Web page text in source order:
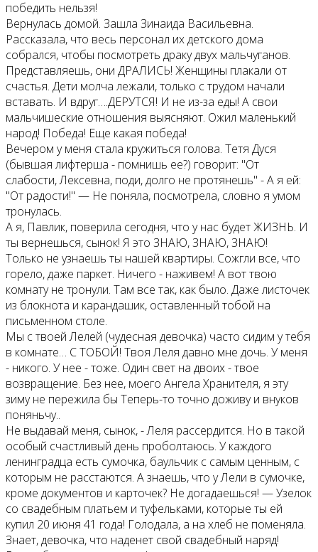
победить нельзя!
Вернулась домой. Зашла Зинаида Васильевна.
Рассказала, что весь персонал их детского дома
собрался, чтобы посмотреть драку двух мальчуганов.
Представляешь, они ДРАЛИСЬ! Женщины плакали от
счастья. Дети молча лежали, только с трудом начали
вставать. И вдруг….ДЕРУТСЯ! И не из-за еды! А свои
мальчишеские отношения выясняют. Ожил маленький
народ! Победа! Еще какая победа!
Вечером у меня стала кружиться голова. Тетя Дуся
(бывшая лифтерша - помнишь ее?) говорит: "От
слабости, Лексевна, поди, долго не протянешь" - А я ей:
"От радости!" — Не поняла, посмотрела, словно я умом
тронулась.
А я, Павлик, поверила сегодня, что у нас будет ЖИЗНЬ. И
ты вернешься, сынок! Я это ЗНАЮ, ЗНАЮ, ЗНАЮ!
Только не узнаешь ты нашей квартиры. Сожгли все, что
горело, даже паркет. Ничего - наживем! А вот твою
комнату не тронули. Там все так, как было. Даже листочек
из блокнота и карандашик, оставленный тобой на
письменном столе.
Мы с твоей Лелей (чудесная девочка) часто сидим у тебя
в комнате… С ТОБОЙ! Твоя Леля давно мне дочь. У меня
- никого. У нее - тоже. Один свет на двоих - твое
возвращение. Без нее, моего Ангела Хранителя, я эту
зиму не пережила бы Теперь-то точно доживу и внуков
поняньчу..
Не выдавай меня, сынок, - Леля рассердится. Но в такой
особый счастливый день проболтаюсь. У каждого
ленинградца есть сумочка, баульчик с самым ценным, с
которым не расстаются. А знаешь, что у Лели в сумочке,
кроме документов и карточек? Не догадаешься! — Узелок
со свадебным платьем и туфельками, которые ты ей
купил 20 июня 41 года! Голодала, а на хлеб не поменяла.
Знает, девочка, что наденет свой свадебный наряд!